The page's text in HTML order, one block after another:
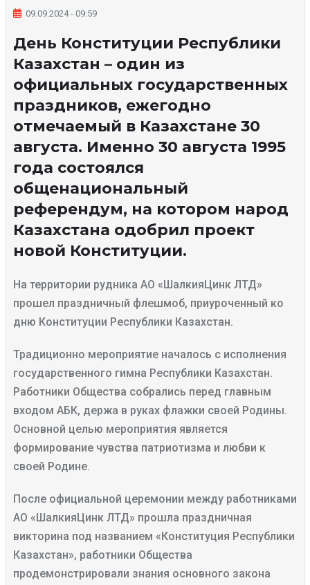
09.09.2024 - 09:59
День Конституции Республики
Казахстан – один из
официальных государственных
праздников, ежегодно
отмечаемый в Казахстане 30
августа. Именно 30 августа 1995
года состоялся
общенациональный
референдум, на котором народ
Казахстана одобрил проект
новой Конституции.
На территории рудника АО «ШалкияЦинк ЛТД»
прошел праздничный флешмоб, приуроченный ко
дню Конституции Республики Казахстан.
Традиционно мероприятие началось с исполнения
государственного гимна Республики Казахстан.
Работники Общества собрались перед главным
входом АБК, держа в руках флажки своей Родины.
Основной целью мероприятия является
формирование чувства патриотизма и любви к
своей Родине.
После официальной церемонии между работниками
АО «ШалкияЦинк ЛТД» прошла праздничная
викторина под названием «Конституция Республики
Казахстан», работники Общества
продемонстрировали знания основного закона